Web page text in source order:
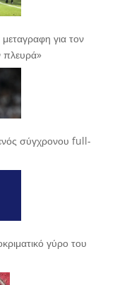
για τον
πλευρά»
σύγχρονου full-
γύρο του